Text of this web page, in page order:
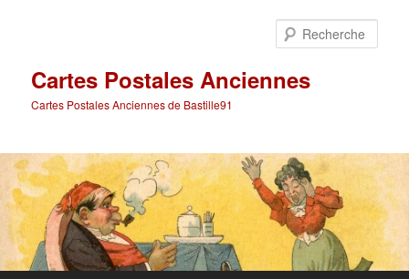
Cartes Postales Anciennes
Cartes Postales Anciennes de Bastille91